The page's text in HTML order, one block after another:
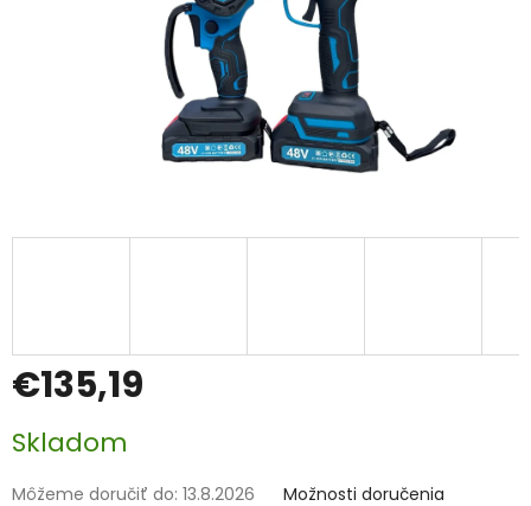
€135,19
cena:
Skladom
Môžeme doručiť do: 13.8.2026 Možnosti doručenia